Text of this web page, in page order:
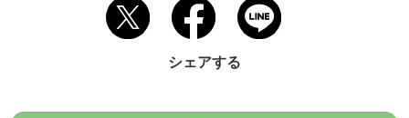
シェアする